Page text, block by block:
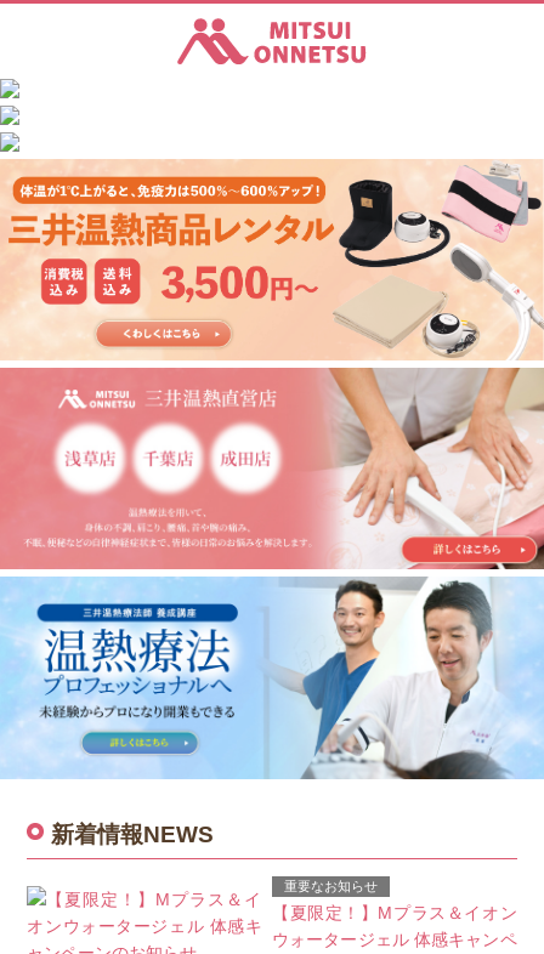
新着情報NEWS
重要なお知らせ
【夏限定！】Mプラス＆イオン
ウォータージェル 体感キャンペ